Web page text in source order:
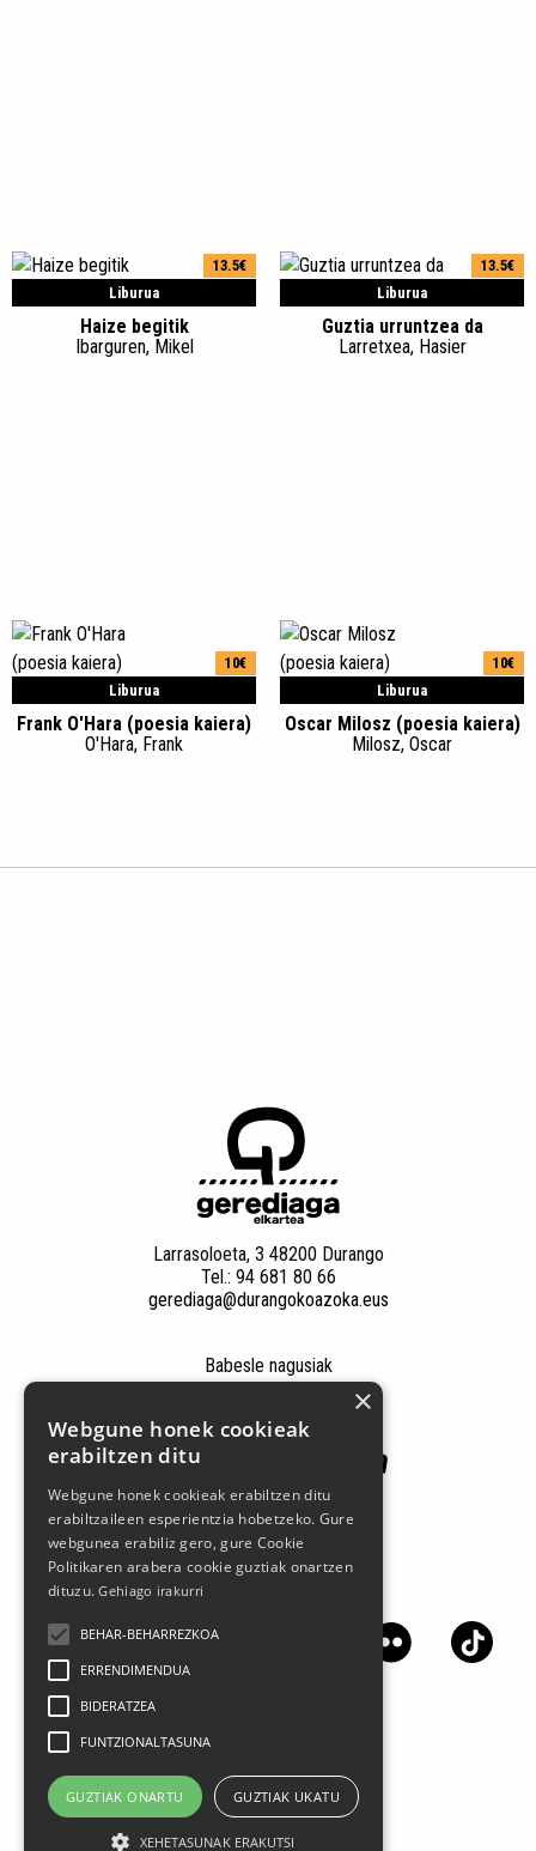
Liburua
13.5€
Haize begitik
Ibarguren, Mikel
Liburua
13.5€
Guztia urruntzea da
Larretxea, Hasier
Liburua
10€
Frank O'Hara (poesia kaiera)
O'Hara, Frank
Liburua
10€
Oscar Milosz (poesia kaiera)
Milosz, Oscar
Larrasoloeta, 3 48200 Durango
Tel.: 94 681 80 66
gerediaga@durangokoazoka.eus
Babesle nagusiak
Jarrai gaitzazu sare sozialetan
×
Webgune honek cookieak
erabiltzen ditu
Webgune honek cookieak erabiltzen ditu
erabiltzaileen esperientzia hobetzeko. Gure
webgunea erabiliz gero, gure Cookie
Politikaren arabera cookie guztiak onartzen
dituzu.Gehiago irakurri
BEHAR-BEHARREZKOA
ERRENDIMENDUA
BIDERATZEA
FUNTZIONALTASUNA
GUZTIAK ONARTU GUZTIAK UKATU
XEHETASUNAK ERAKUTSI